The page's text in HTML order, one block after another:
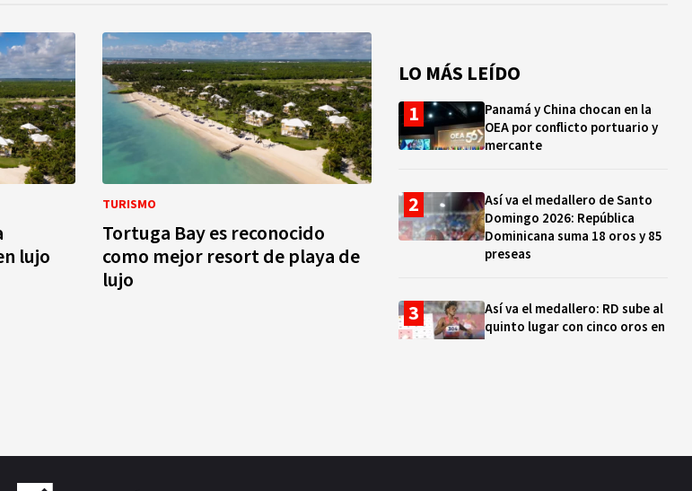
lujo
TURISMO
Tortuga Bay es reconocido
como mejor resort de playa de
lujo
LO MÁS LEÍDO
Panamá y China chocan en la
OEA por conflicto portuario y
mercante
Así va el medallero de Santo
Domingo 2026: República
Dominicana suma 18 oros y 85
preseas
Así va el medallero: RD sube al
quinto lugar con cinco oros en
operaciones por RD$16,600